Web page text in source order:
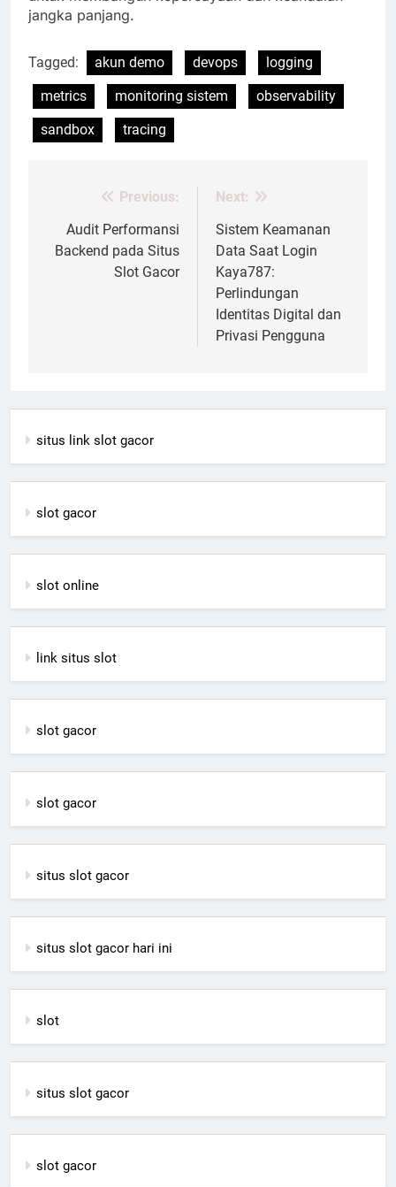
jangka panjang.
Tagged: akun demo devops
logging
metrics
monitoring sistem
observability
sandbox
tracing
navigation
Previous:
Audit Performansi
Backend pada Situs
Slot Gacor
Next:
Sistem Keamanan
Data Saat Login
Kaya787:
Perlindungan
Identitas Digital dan
Privasi Pengguna
situs link slot gacor
slot gacor
slot online
link situs slot
slot gacor
slot gacor
situs slot gacor
situs slot gacor hari ini
slot
situs slot gacor
slot gacor